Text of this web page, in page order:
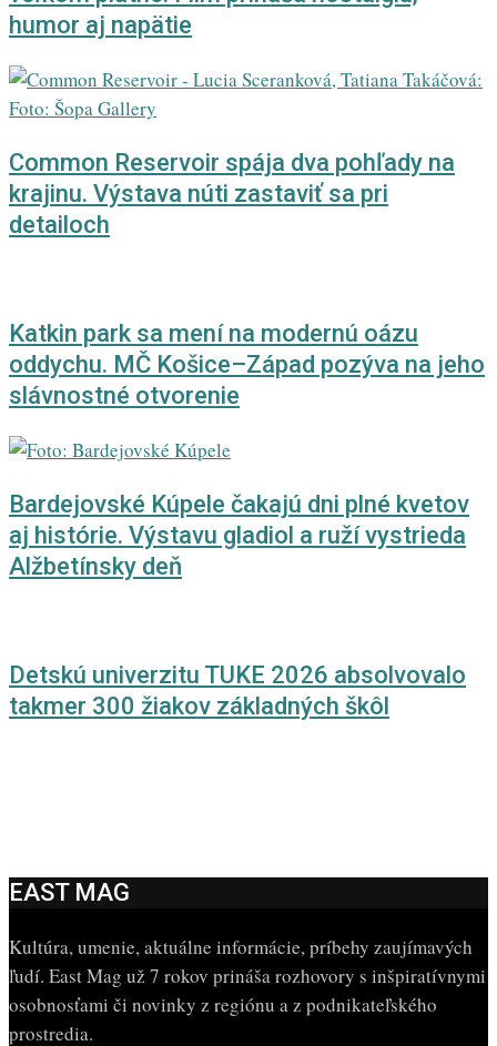
humor aj napätie
Common Reservoir spája dva pohľady na
krajinu. Výstava núti zastaviť sa pri
detailoch
Katkin park sa mení na modernú oázu
oddychu. MČ Košice–Západ pozýva na jeho
slávnostné otvorenie
Bardejovské Kúpele čakajú dni plné kvetov
aj histórie. Výstavu gladiol a ruží vystrieda
Alžbetínsky deň
Detskú univerzitu TUKE 2026 absolvovalo
takmer 300 žiakov základných škôl
EAST MAG
Kultúra, umenie, aktuálne informácie, príbehy zaujímavých
ľudí. East Mag už 7 rokov prináša rozhovory s inšpiratívnymi
osobnosťami či novinky z regiónu a z podnikateľského
prostredia.